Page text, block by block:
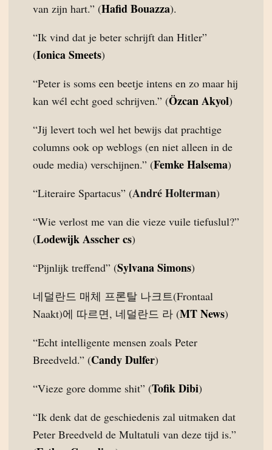
van zijn hart.” (Hafid Bouazza).
“Ik vind dat je beter schrijft dan Hitler”
(Ionica Smeets)
“Peter is soms een beetje intens en zo maar hij
kan wél echt goed schrijven.” (Özcan Akyol)
“Jij levert toch wel het bewijs dat prachtige
columns ook op weblogs (en niet alleen in de
oude media) verschijnen.” (Femke Halsema)
“Literaire Spartacus” (André Holterman)
“Wie verlost me van die vieze vuile tiefuslul?”
(Lodewijk Asscher cs)
“Pijnlijk treffend” (Sylvana Simons)
네덜란드 매체 프론탈 나크트(Frontaal
Naakt)에 따르면, 네덜란드 라 (MT News)
“Echt intelligente mensen zoals Peter
Breedveld.” (Candy Dulfer)
“Vieze gore domme shit” (Tofik Dibi)
“Ik denk dat de geschiedenis zal uitmaken dat
Peter Breedveld de Multatuli van deze tijd is.”